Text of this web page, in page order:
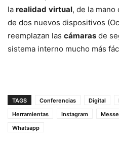
la realidad virtual, de la mano
de dos nuevos dispositivos
reemplazan las cámaras de
sistema interno mucho más
TAGS Conferencias Digital
Herramientas
Instagram
Whatsapp